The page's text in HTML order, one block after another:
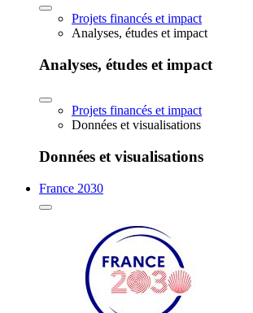
Projets financés et impact
Analyses, études et impact
Analyses, études et impact
Projets financés et impact
Données et visualisations
Données et visualisations
France 2030